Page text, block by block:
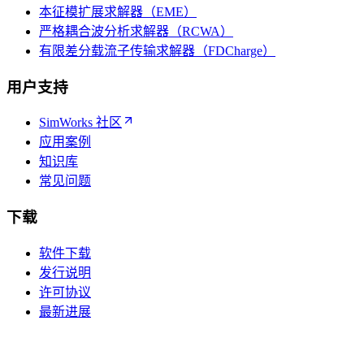
本征模扩展求解器（EME）
严格耦合波分析求解器（RCWA）
有限差分载流子传输求解器（FDCharge）
用户支持
SimWorks 社区
应用案例
知识库
常见问题
下载
软件下载
发行说明
许可协议
最新进展